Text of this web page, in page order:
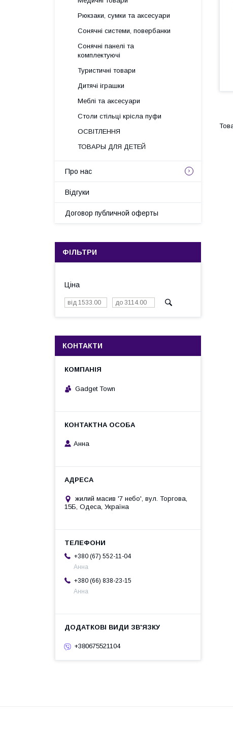
Рюкзаки, сумки та аксесуари
Сонячні системи, повербанки
Сонячні панелі та
комплектуючі
Туристичні товари
Дитячі іграшки
Меблі та аксесуари
Столи стільці крісла пуфи
ОСВІТЛЕННЯ
ТОВАРЫ ДЛЯ ДЕТЕЙ
Про нас
Відгуки
Договор публичной оферты
ФІЛЬТРИ
Ціна
КОНТАКТИ
Gadget Town
Анна
жилий масив '7 небо', вул. Торгова,
15Б, Одеса, Україна
+380 (67) 552-11-04
Анна
+380 (66) 838-23-15
Анна
+380675521104